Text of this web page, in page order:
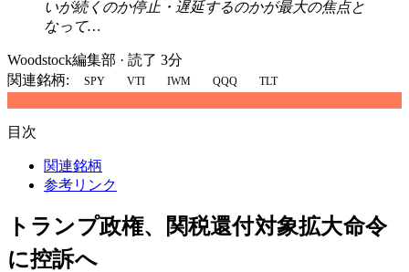
いが続くのか停止・遅延するのかが最大の焦点と
なって…
Woodstock編集部 · 読了 3分
関連銘柄:
SPY VTI IWM QQQ TLT
目次
関連銘柄
参考リンク
トランプ政権、関税還付対象拡大命令
に控訴へ